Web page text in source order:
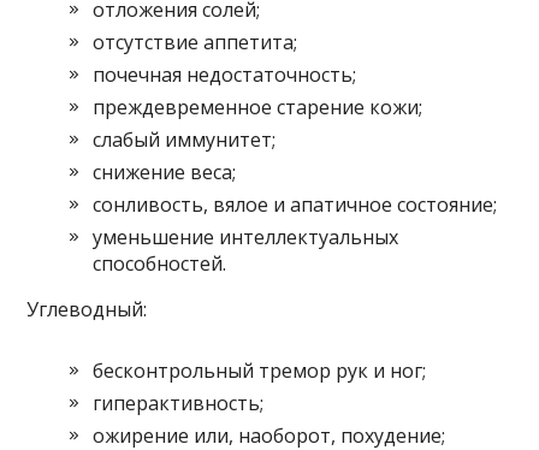
отложения солей;
отсутствие аппетита;
почечная недостаточность;
преждевременное старение кожи;
слабый иммунитет;
снижение веса;
сонливость, вялое и апатичное состояние;
уменьшение интеллектуальных
способностей.
Углеводный:
бесконтрольный тремор рук и ног;
гиперактивность;
ожирение или, наоборот, похудение;